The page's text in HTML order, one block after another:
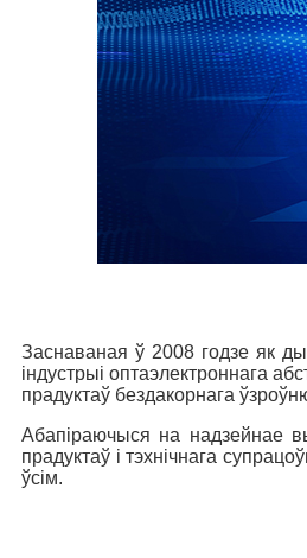
Заснаваная ў 2008 годзе як
індустрыі оптаэлектроннага
прадуктаў бездакорнага
Абапіраючыся на надзейнае
прадуктаў і тэхнічнага
ўсім.